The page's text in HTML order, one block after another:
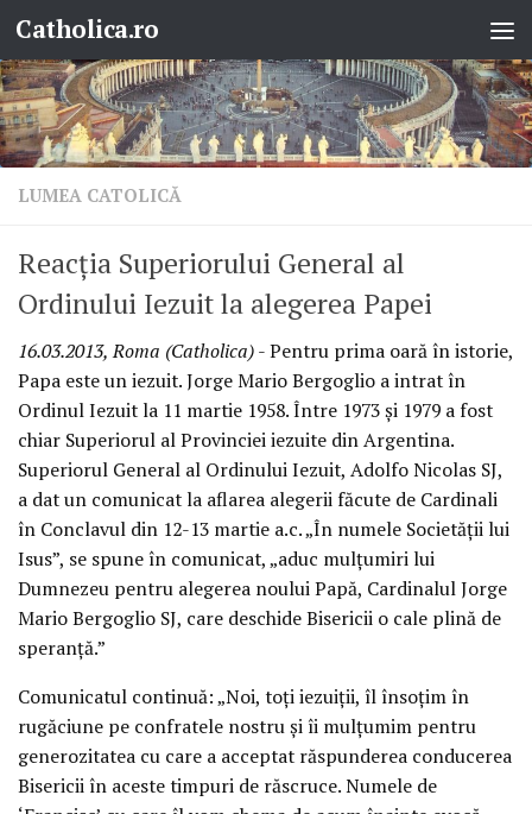
Skip to content
Catholica.ro
LUMEA CATOLICĂ
Reacţia Superiorului General al
Ordinului Iezuit la alegerea Papei
16.03.2013, Roma (Catholica)- Pentru prima oară în istorie,
Papa este un iezuit. Jorge Mario Bergoglio a intrat în
Ordinul Iezuit la 11 martie 1958. Între 1973 şi 1979 a fost
chiar Superiorul al Provinciei iezuite din Argentina.
Superiorul General al Ordinului Iezuit, Adolfo Nicolas SJ,
a dat un comunicat la aflarea alegerii făcute de Cardinali
în Conclavul din 12-13 martie a.c. „În numele Societăţii lui
Isus”, se spune în comunicat, „aduc mulţumiri lui
Dumnezeu pentru alegerea noului Papă, Cardinalul Jorge
Mario Bergoglio SJ, care deschide Bisericii o cale plină de
speranţă.”
Comunicatul continuă: „Noi, toţi iezuiţii, îl însoţim în
rugăciune pe confratele nostru şi îi mulţumim pentru
generozitatea cu care a acceptat răspunderea conducerea
Bisericii în aceste timpuri de răscruce. Numele de